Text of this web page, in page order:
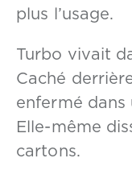
plus l’usage.
Turbo vivait
Caché
enfermé dans
Elle-même
cartons.